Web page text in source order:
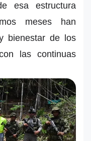
esa estructura
meses han
bienestar de los
las continuas